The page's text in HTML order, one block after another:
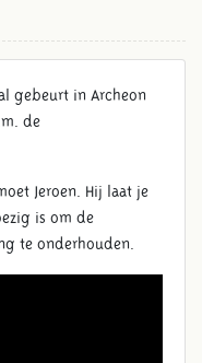
gebeurt in Archeon
de
Jeroen. Hij laat je
is om de
te onderhouden.